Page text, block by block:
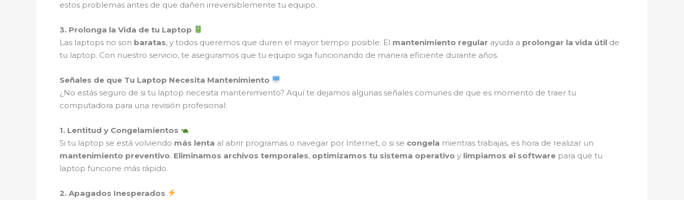
estos problemas antes de que dañen irreversiblemente tu equipo.
3. Prolonga la Vida de tu Laptop
Las laptops no son baratas, y todos queremos que duren el mayor tiempo posible. El mantenimiento regular ayuda a prolongar la vida útil de
tu laptop. Con nuestro servicio, te aseguramos que tu equipo siga funcionando de manera eficiente durante años.
Señales de que Tu Laptop Necesita Mantenimiento
¿No estás seguro de si tu laptop necesita mantenimiento? Aquí te dejamos algunas señales comunes de que es momento de traer tu
computadora para una revisión profesional:
1. Lentitud y Congelamientos
Si tu laptop se está volviendo más lenta al abrir programas o navegar por Internet, o si se congela mientras trabajas, es hora de realizar un
mantenimiento preventivo. Eliminamos archivos temporales, optimizamos tu sistema operativo y limpiamos el software para que tu
laptop funcione más rápido.
2. Apagados Inesperados